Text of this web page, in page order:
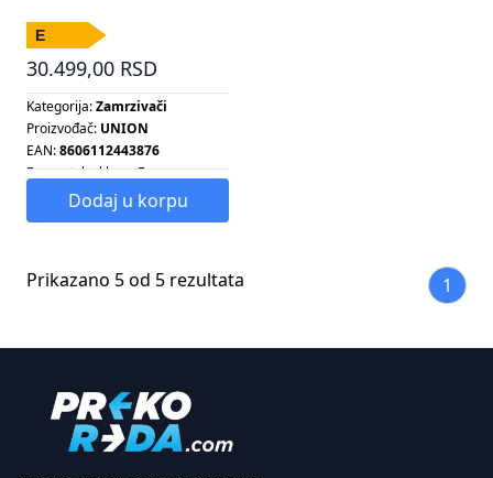
30.499,00 RSD
Kategorija:Zamrzivači
Proizvođač: UNION
EAN:8606112443876
Energetska klasa:E
Energetska klasa: E
Kapacitet zamrzivača:
188 L
Dodaj u korpu
Prikazano 5 od 5 rezultata 1